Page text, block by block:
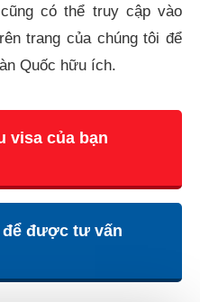
có thể truy cập vào
trang của chúng tôi để
Quốc hữu ích.
visa của bạn
để được tư vấn